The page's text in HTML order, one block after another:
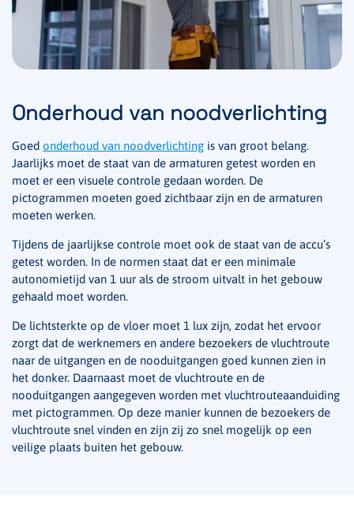
Onderhoud van noodverlichting
Goed onderhoud van noodverlichting is van groot belang.
Jaarlijks moet de staat van de armaturen getest worden en
moet er een visuele controle gedaan worden. De
pictogrammen moeten goed zichtbaar zijn en de armaturen
moeten werken.
Tijdens de jaarlijkse controle moet ook de staat van de accu’s
getest worden. In de normen staat dat er een minimale
autonomietijd van 1 uur als de stroom uitvalt in het gebouw
gehaald moet worden.
De lichtsterkte op de vloer moet 1 lux zijn, zodat het ervoor
zorgt dat de werknemers en andere bezoekers de vluchtroute
naar de uitgangen en de nooduitgangen goed kunnen zien in
het donker. Daarnaast moet de vluchtroute en de
nooduitgangen aangegeven worden met vluchtrouteaanduiding
met pictogrammen. Op deze manier kunnen de bezoekers de
vluchtroute snel vinden en zijn zij zo snel mogelijk op een
veilige plaats buiten het gebouw.